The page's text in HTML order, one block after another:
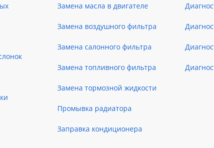
Замена масла в двигателе
Замена воздушного фильтра
Замена салонного фильтра
Замена топливного фильтра
Замена тормозной жидкости
Промывка радиатора
Заправка кондиционера